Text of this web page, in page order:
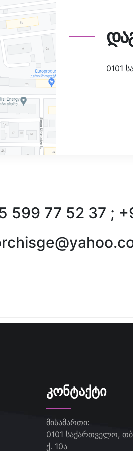
0101
599 77 52 37 ;
ᲙᲝᲜᲢᲐᲥᲢᲘ
მისამართი:
0101 საქართველო,
ქ. 10ა